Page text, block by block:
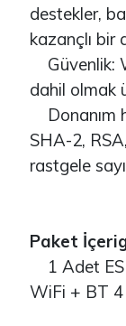
destekler,
kazançlı bir
Güvenlik:
dahil olmak
Donanım
SHA-2,
rastgele
Paket
1 Adet
WiFi + BT 4